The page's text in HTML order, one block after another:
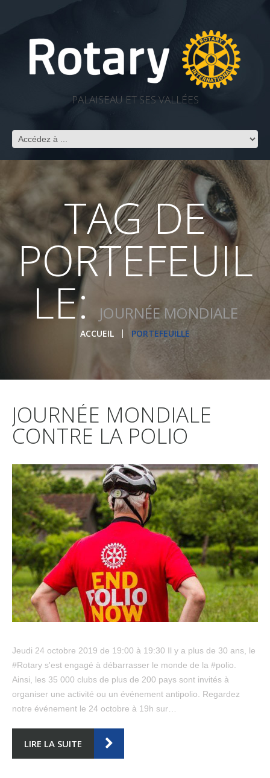
PALAISEAU ET SES VALLÉES
TAG DE
PORTEFEUIL
LE: JOURNÉE MONDIALE
ACCUEIL PORTEFEUILLE
JOURNÉE MONDIALE
CONTRE LA POLIO
Jeudi 24 octobre 2019 de 19:00 à 19:30 Il y a plus de 30 ans, le
#Rotary s'est engagé à débarrasser le monde de la #polio.
Ainsi, les 35 000 clubs de plus de 200 pays sont invités à
organiser une activité ou un événement antipolio. Regardez
notre événement le 24 octobre à 19h sur…
LIRE LA SUITE